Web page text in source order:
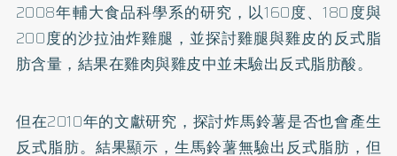
2008年輔大食品科學系的研究 ，以160度、180度與
200度的沙拉油炸雞腿，並探討雞腿與雞皮的反式脂
肪含量，結果在雞肉與雞皮中並未驗出反式脂肪酸。
但在2010年的文獻研究 ，探討炸馬鈴薯是否也會產生
反式脂肪。結果顯示，生馬鈴薯無驗出反式脂肪，但